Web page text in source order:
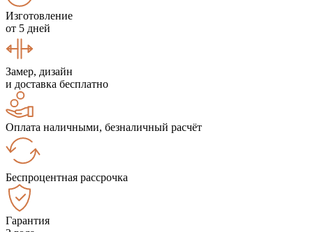
Изготовление
от 5 дней
Замер, дизайн
и доставка бесплатно
Оплата наличными, безналичный расчёт
Беспроцентная рассрочка
Гарантия